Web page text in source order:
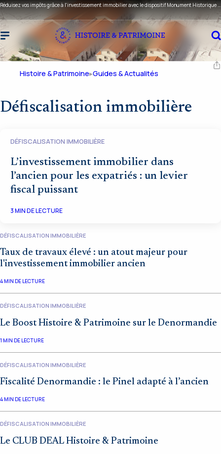
Histoire & Patrimoine Guides & Actualités
Défiscalisation immobilière
DÉFISCALISATION IMMOBILIÈRE
L’investissement immobilier dans
l’ancien pour les expatriés : un levier
fiscal puissant
3MIN DE LECTURE
DÉFISCALISATION IMMOBILIÈRE
Taux de travaux élevé : un atout majeur pour
l'investissement immobilier ancien
4 MIN DE LECTURE
DÉFISCALISATION IMMOBILIÈRE
Le Boost Histoire & Patrimoine sur le Denormandie
1 MIN DE LECTURE
DÉFISCALISATION IMMOBILIÈRE
Fiscalité Denormandie : le Pinel adapté à l’ancien
4 MIN DE LECTURE
DÉFISCALISATION IMMOBILIÈRE
Le CLUB DEAL Histoire & Patrimoine